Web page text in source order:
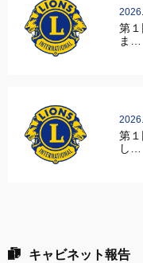
第
ま…
第
し…
キャビネット報告